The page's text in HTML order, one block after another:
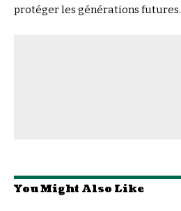
protéger les générations futures.
You Might Also Like